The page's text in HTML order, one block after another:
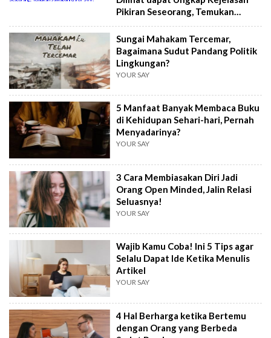
Pikiran Seseorang, Temukan
Jawabannya di Sini!
Sungai Mahakam Tercemar,
Bagaimana Sudut Pandang Politik
Lingkungan?
YOUR SAY
5 Manfaat Banyak Membaca Buku
di Kehidupan Sehari-hari, Pernah
Menyadarinya?
YOUR SAY
3 Cara Membiasakan Diri Jadi
Orang Open Minded, Jalin Relasi
Seluasnya!
YOUR SAY
Wajib Kamu Coba! Ini 5 Tips agar
Selalu Dapat Ide Ketika Menulis
Artikel
YOUR SAY
4 Hal Berharga ketika Bertemu
dengan Orang yang Berbeda